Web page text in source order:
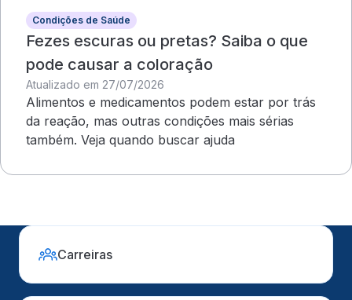
Condições de Saúde
Fezes escuras ou pretas? Saiba o que
pode causar a coloração
Atualizado em 27/07/2026
Alimentos e medicamentos podem estar por trás
da reação, mas outras condições mais sérias
também. Veja quando buscar ajuda
Carreiras